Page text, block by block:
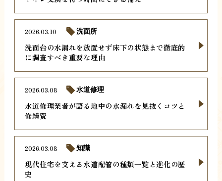
洗面台の水漏れを放置せず床下の状態まで徹底的
に調査すべき重要な理由
2026.03.10 洗面所
水道修理業者が語る地中の水漏れを見抜くコツと
修繕費
2026.03.08 水道修理
現代住宅を支える水道配管の種類一覧と進化の歴
史
2026.03.08 知識